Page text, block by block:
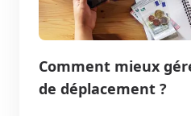
Comment mieux
de déplacement ?